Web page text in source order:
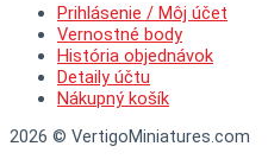
Prihlásenie / Môj účet
Vernostné body
História objednávok
Detaily účtu
Nákupný košík
2026 © VertigoMiniatures.com